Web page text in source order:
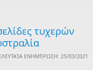
τυχερών
ΕΝΗΜΈΡΩΣΗ: 25/03/2021